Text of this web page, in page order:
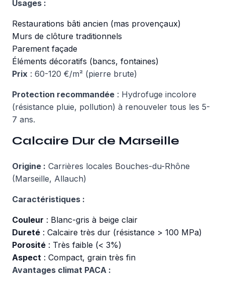
Usages :
Restaurations bâti ancien (mas provençaux)
Murs de clôture traditionnels
Parement façade
Éléments décoratifs (bancs, fontaines)
Prix : 60-120 €/m² (pierre brute)
Protection recommandée : Hydrofuge incolore
(résistance pluie, pollution) à renouveler tous les 5-
7 ans.
Calcaire Dur de Marseille
Origine : Carrières locales Bouches-du-Rhône
(Marseille, Allauch)
Caractéristiques :
Couleur : Blanc-gris à beige clair
Dureté : Calcaire très dur (résistance > 100 MPa)
Porosité : Très faible (< 3%)
Aspect : Compact, grain très fin
Avantages climat PACA :